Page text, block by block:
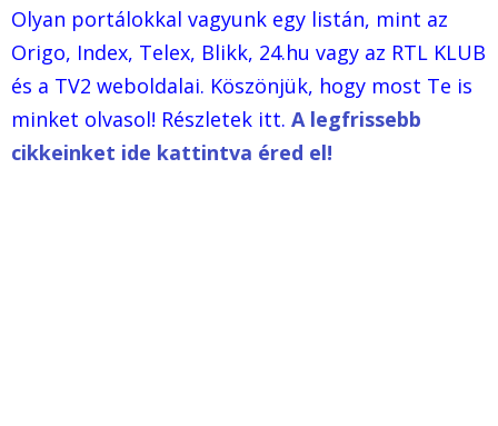
Olyan portálokkal vagyunk egy listán, mint az
Origo, Index, Telex, Blikk, 24.hu vagy az RTL KLUB
és a TV2 weboldalai. Köszönjük, hogy most Te is
minket olvasol! Részletek itt. A legfrissebb
cikkeinket ide kattintva éred el!